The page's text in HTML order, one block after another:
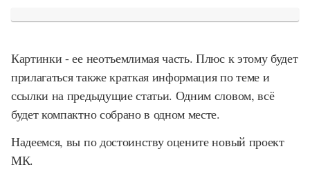
Картинки - ее неотъемлимая часть. Плюс к этому будет
прилагаться также краткая информация по теме и
ссылки на предыдущие статьи. Одним словом, всё
будет компактно собрано в одном месте.
Надеемся, вы по достоинству оцените новый проект
МК.